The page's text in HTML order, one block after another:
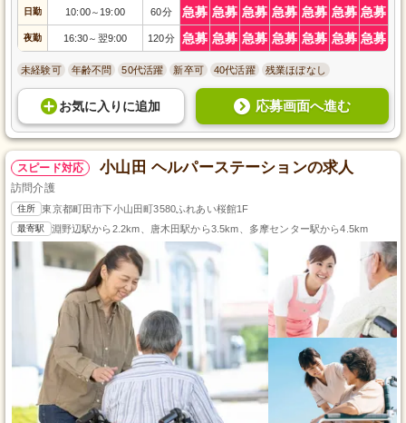
日勤 10:00～ 19:00 60分 急募 急募 急募 急募 急募 急募 急募
夜勤 16:30～ 翌9:00 120分 急募 急募 急募 急募 急募 急募 急募
未経験可 年齢不問 50代活躍 新卒可 40代活躍 残業ほぼなし
お気に入り に追加 応募画面へ進む
スピード対応 小山田 ヘルパーステーションの求人
訪問介護
住所 東京都町田市下小山田町3580ふれあい桜館1F
最寄駅 淵野辺駅から2.2km、唐木田駅から3.5km、多摩センター駅から4.5km